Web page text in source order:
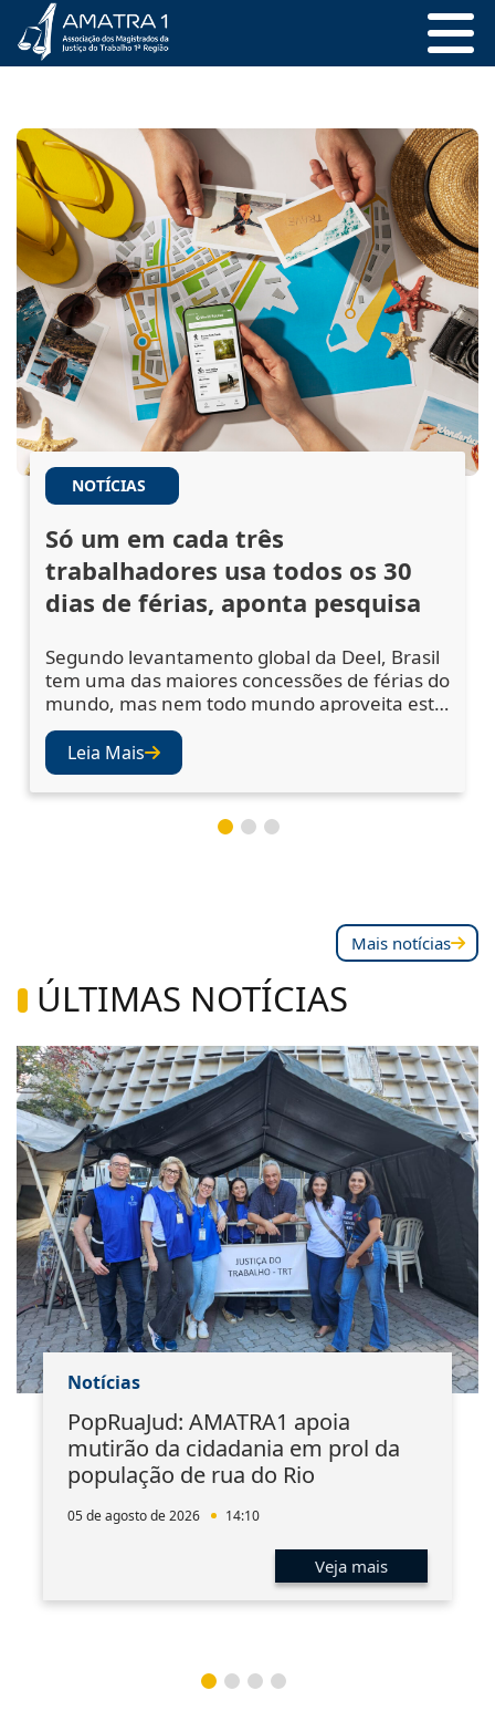
NOTÍCIAS
Só um em cada três
trabalhadores usa todos os 30
dias de férias, aponta pesquisa
Segundo levantamento global da Deel, Brasil
tem uma das maiores concessões de férias do
mundo, mas nem todo mundo aproveita este
benefício na íntegra Uma pesquisa da
plataforma de recursos humanos Deel,
conduzida em parceria com a a16z em mais
de 150 países, revelou que o Brasil é o
segundo país que mais concede férias no
mundo, atrás apenas da França. Contudo, só
Leia Mais
Mais notícias
ÚLTIMAS NOTÍCIAS
Notícias
PopRuaJud: AMATRA1 apoia
mutirão da cidadania em prol da
população de rua do Rio
05 de agosto de 2026 14:10
Veja mais